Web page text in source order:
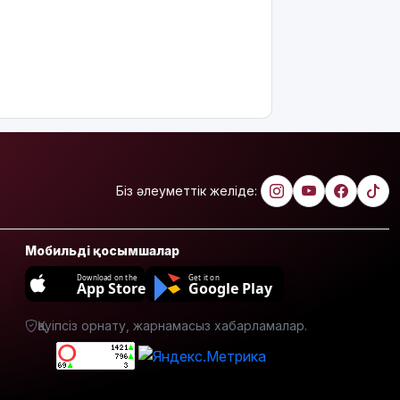
несие
алғандар
ұсталды
Ақтөбе
облысында
балықтар
Біз әлеуметтік желіде:
Мобильді қосымшалар
Download on the
App Store
Get it on
Google Play
Қауіпсіз орнату, жарнамасыз хабарламалар.